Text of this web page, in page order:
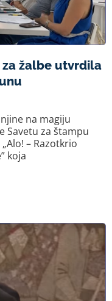
za žalbe utvrdila
na magiju
Savetu za štampu
– Razotkrio
koja